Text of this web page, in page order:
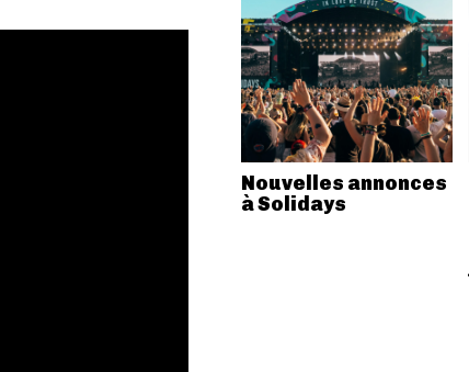
Nouvelles annonces
à Solidays